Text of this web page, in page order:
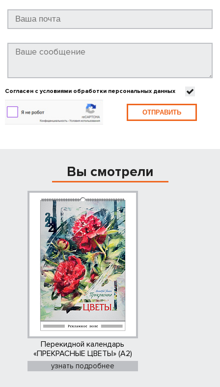
Согласен с условиями обработки персональных данных
ОТПРАВИТЬ
Вы смотрели
Перекидной календарь
«ПРЕКРАСНЫЕ ЦВЕТЫ» (А2)
узнать подробнее